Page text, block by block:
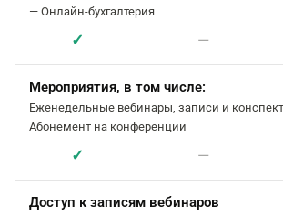
— Онлайн-бухгалтерия
✓ —
Мероприятия, в том числе:
Еженедельные вебинары, записи и
Абонемент на конференции
✓ —
Доступ к записям вебинаров